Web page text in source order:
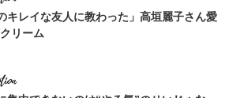
キレイな友人に教わった」高垣麗子さん愛
リーム